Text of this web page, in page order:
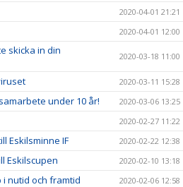
2020-04-01 21:21
2020-04-01 12:00
skicka in din
2020-03-18 11:00
2020-03-11 15:28
under 10 år! 2020-03-06 13:25
2020-02-27 11:22
Eskilsminne IF 2020-02-22 12:38
Eskilscupen 2020-02-10 13:18
i nutid och framtid 2020-02-06 12:58